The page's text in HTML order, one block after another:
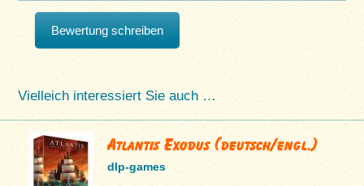
Bewertung schreiben
Vielleich interessiert Sie auch …
Atlantis Exodus (deutsch/engl.)
dlp-games